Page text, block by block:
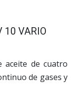
10 VARIO
aceite de cuatro
de gases y